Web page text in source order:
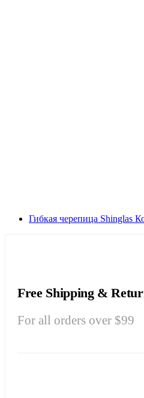
Гибкая черепица Shinglas
Free Shipping &
For all orders over $99